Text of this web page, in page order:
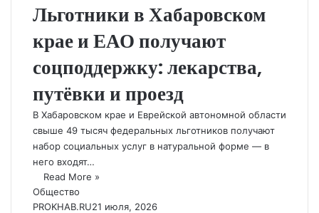
Льготники в Хабаровском
крае и ЕАО получают
соцподдержку: лекарства,
путёвки и проезд
В Хабаровском крае и Еврейской автономной области
свыше 49 тысяч федеральных льготников получают
набор социальных услуг в натуральной форме — в
него входят…
Read More »
Общество
PROKHAB.RU21 июля, 2026